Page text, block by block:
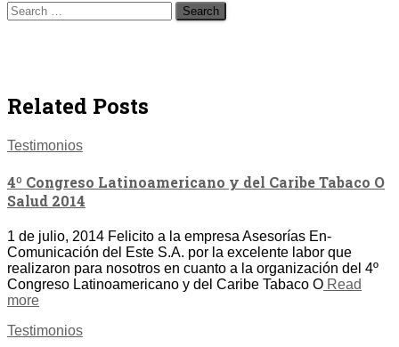
Search
for:
Related Posts
Testimonios
4º Congreso Latinoamericano y del Caribe Tabaco O
Salud 2014
1 de julio, 2014 Felicito a la empresa Asesorías En-
Comunicación del Este S.A. por la excelente labor que
realizaron para nosotros en cuanto a la organización del 4º
Congreso Latinoamericano y del Caribe Tabaco O Read
more
Testimonios